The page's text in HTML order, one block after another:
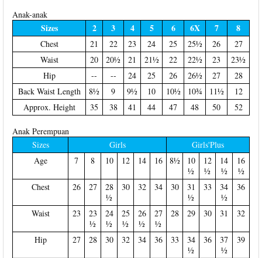
Anak-anak
Sizes 2 3 4 5 6 6X 7 8
Chest 21 22 23 24 25 25½ 26
27
Waist
20 20½ 21 21½ 22 22½ 23
23½
Hip
-- -- 24 25 26 26½ 27
28
Back Waist Length
8½ 9 9½ 10 10½ 10¾ 11½
12
Approx. Height
35 38 41 44 47 48 50 52
Anak Perempuan
Sizes
Girls
Girls'Plus
Age
7 8 10 12 14 16 8½
10
½
12
½
14
½
16
½
Chest
26 27
28
½
30 32 34 30
31
½
33
34
½
36
Waist 23
23
½
24
½
25
½
26
½
27
½
28 29 30 31 32
Hip 27 28 30 32 34 36 33
34
½
36
37
½
39